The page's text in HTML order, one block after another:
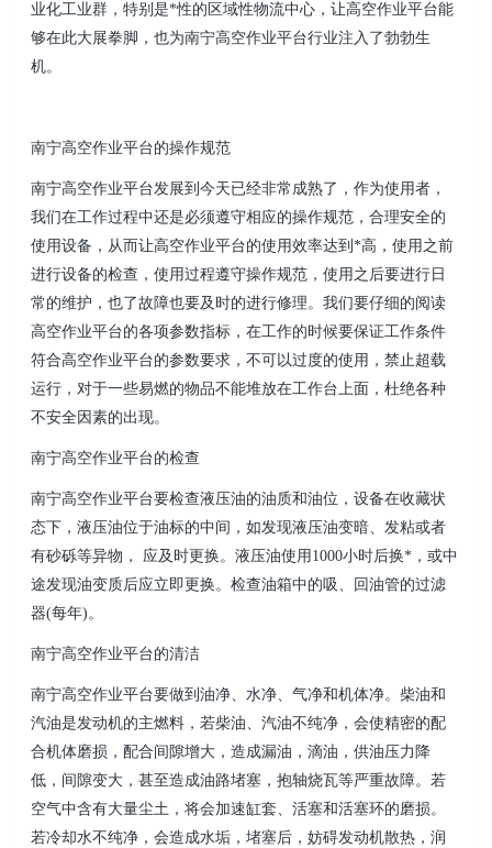
业化工业群，特别是*性的区域性物流中心，让高空作业平台能
够在此大展拳脚，也为南宁高空作业平台行业注入了勃勃生
机。
南宁高空作业平台的操作规范
南宁高空作业平台发展到今天已经非常成熟了，作为使用者，
我们在工作过程中还是必须遵守相应的操作规范，合理安全的
使用设备，从而让高空作业平台的使用效率达到*高，使用之前
进行设备的检查，使用过程遵守操作规范，使用之后要进行日
常的维护，也了故障也要及时的进行修理。我们要仔细的阅读
高空作业平台的各项参数指标，在工作的时候要保证工作条件
符合高空作业平台的参数要求，不可以过度的使用，禁止超载
运行，对于一些易燃的物品不能堆放在工作台上面，杜绝各种
不安全因素的出现。
南宁高空作业平台的检查
南宁高空作业平台要检查液压油的油质和油位，设备在收藏状
态下，液压油位于油标的中间，如发现液压油变暗、发粘或者
有砂砾等异物， 应及时更换。液压油使用1000小时后换*，或中
途发现油变质后应立即更换。检查油箱中的吸、回油管的过滤
器(每年)。
南宁高空作业平台的清洁
南宁高空作业平台要做到油净、水净、气净和机体净。柴油和
汽油是发动机的主燃料，若柴油、汽油不纯净，会使精密的配
合机体磨损，配合间隙增大，造成漏油，滴油，供油压力降
低，间隙变大，甚至造成油路堵塞，抱轴烧瓦等严重故障。若
空气中含有大量尘土，将会加速缸套、活塞和活塞环的磨损。
若冷却水不纯净，会造成水垢，堵塞后，妨碍发动机散热，润